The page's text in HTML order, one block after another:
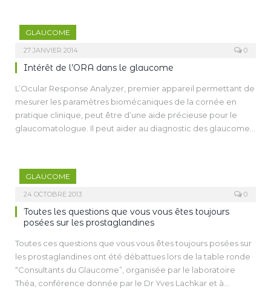
et la fonction visuelle. L’ophtalmologiste, en réalisant un
examen ophtalmologique complet et un suivi régulier, joue
donc un rôle central dans le dépistage opportuniste du
glaucome chez les patients les plus à risque de développer
Le traitement médical n’est pas toujours aisé et doit tenir
compte de l’importance de l’inflammation qui doit être
traitée en parallèle. Le traitement chirurgical des glaucomes
secondaires aux uvéites a un taux de réussite inférieur à celui
GLAUCOME
27 JANVIER 2014 0
Intérêt de l’ORA dans le glaucome
L’Ocular Response Analyzer, premier appareil permettant de
mesurer les paramètres biomécaniques de la cornée en
pratique clinique, peut être d’une aide précieuse pour le
glaucomatologue. Il peut aider au diagnostic des glaucomes
intraoculaire chez les patients ayant des maladies
cornéennes (dystrophies cornéennes…) ou des cornées
modifiées par la chirurgie (greffe de cornée, chirurgie
réfractive…) et enfin donner des indications pronostiques et
de réponse au traitement.
GLAUCOME
24 OCTOBRE 2013 0
Toutes les questions que vous vous êtes toujours
posées sur les prostaglandines
Toutes ces questions que vous vous êtes toujours posées sur
les prostaglandines ont été débattues lors de la table ronde
“Consultants du Glaucome”, organisée par le laboratoire
Théa, conférence donnée par le Dr Yves Lachkar et à